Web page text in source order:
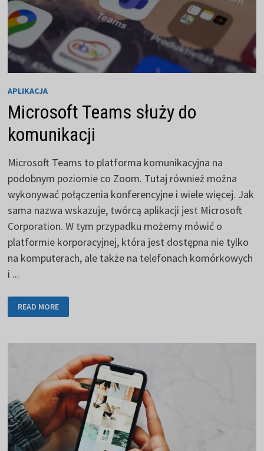
APLIKACJA
Microsoft Teams służy do
komunikacji
Microsoft Teams to platforma komunikacyjna na
podobnym poziomie co Zoom. Tutaj również można
wykonywać połączenia konferencyjne i wiele więcej. Jak
sama nazwa wskazuje, twórcą aplikacji jest Microsoft
Corporation. W tym przypadku możemy mówić o
platformie korporacyjnej, która jest dostępna nie tylko
na komputerach, ale także na telefonach komórkowych
i ...
TEAMS
SŁUŻY
READ MORE